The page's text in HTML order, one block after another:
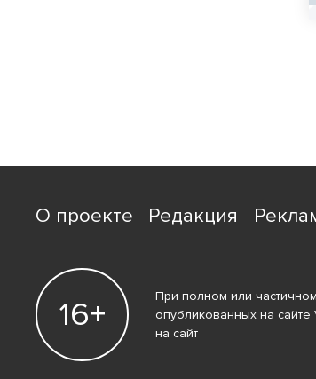
О проекте Редакция
16+
При полном или
опубликованных на сайте
на сайт